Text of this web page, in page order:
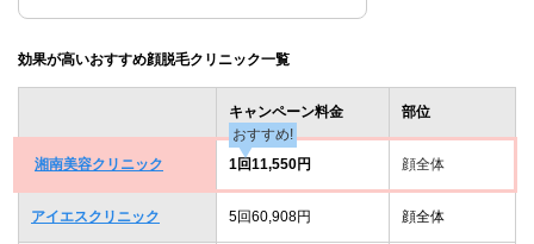
効果が高いおすすめ顔脱毛クリニック一覧
キャンペーン料金 部位
湘南美容クリニック
おすすめ!
1回11,550円
顔全体
アイエスクリニック 5回60,908円 顔全体